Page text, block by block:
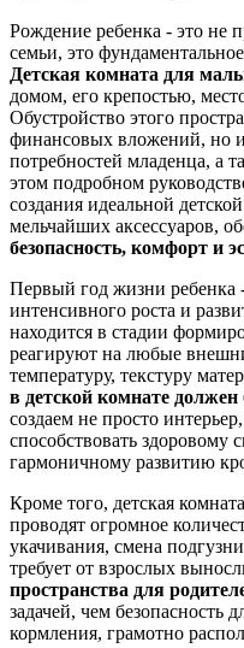
Рождение ребенка - это не
семьи, это
Детская комната для
домом, его крепостью,
Обустройство этого
финансовых вложений, но
потребностей младенца, а
этом подробном
создания идеальной
мельчайших аксессуаров,
безопасность, комфорт и
Первый год жизни ребенка
интенсивного роста и
находится в стадии
реагируют на любые
температуру, текстуру
в детской комнате
создаем не просто
способствовать здоровому
гармоничному развитию
Кроме того, детская
проводят огромное
укачивания, смена
требует от взрослых
пространства для
задачей, чем безопасность
кормления, грамотно